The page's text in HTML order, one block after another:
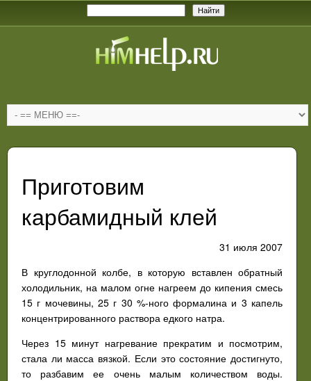
Приготовим
карбамидный клей
31 июля 2007
В круглодонной колбе, в которую вставлен обратный
холодильник, на малом огне нагреем до кипения смесь
15 г мочевины, 25 г 30 %-ного формалина и 3 капель
концентрированного раствора едкого натра.
Через 15 минут нагревание прекратим и посмотрим,
стала ли масса вязкой. Если это состояние достигнуто,
то разбавим ее очень малым количеством воды.